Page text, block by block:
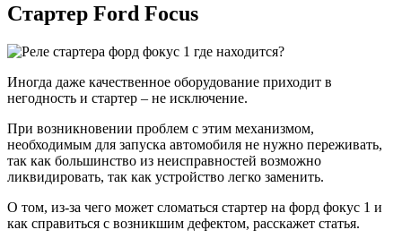
Стартер Ford Focus
Иногда даже качественное оборудование приходит в
негодность и стартер – не исключение.
При возникновении проблем с этим механизмом,
необходимым для запуска автомобиля не нужно переживать,
так как большинство из неисправностей возможно
ликвидировать, так как устройство легко заменить.
О том, из-за чего может сломаться стартер на форд фокус 1 и
как справиться с возникшим дефектом, расскажет статья.